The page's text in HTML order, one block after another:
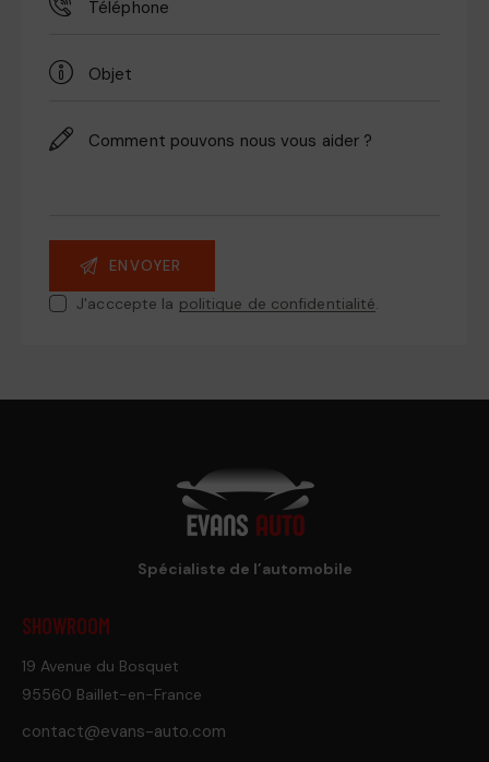
J'acccepte la politique de confidentialité.
Spécialiste de l’automobile
SHOWROOM
19 Avenue du Bosquet
95560 Baillet-en-France
contact@evans-auto.com